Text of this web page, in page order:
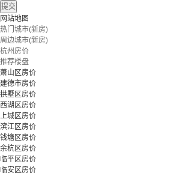
提交
网站地图
热门城市(新房)
周边城市(新房)
杭州房价
推荐楼盘
萧山区房价
建德市房价
拱墅区房价
西湖区房价
上城区房价
滨江区房价
钱塘区房价
余杭区房价
临平区房价
临安区房价